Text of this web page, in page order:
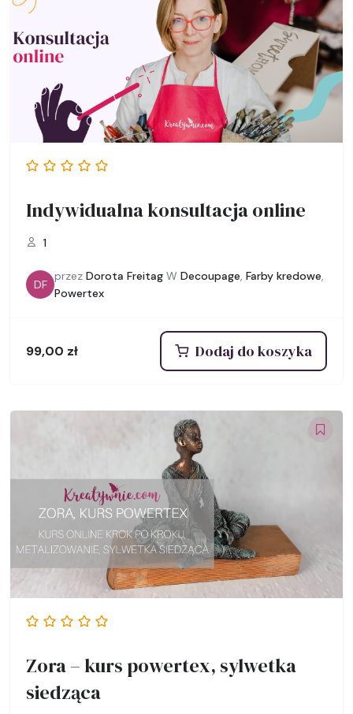
Indywidualna konsultacja online
1
DF
przez Dorota Freitag W Decoupage, Farby kredowe,
Powertex
99,00 zł Dodaj do koszyka
Zora – kurs powertex, sylwetka
siedząca